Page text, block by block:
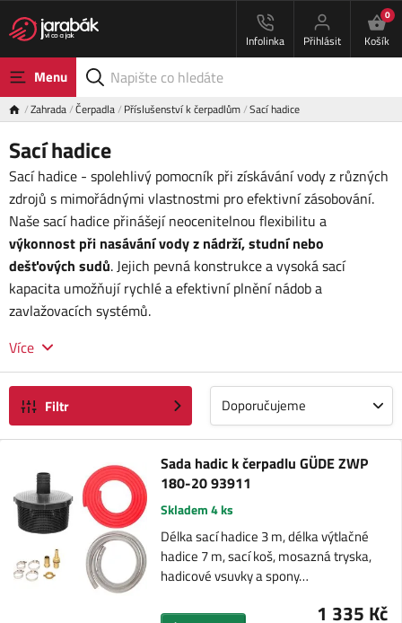
Infolinka Přihlásit
0
Košík
Menu
Zahrada Čerpadla Příslušenství k čerpadlům Sací hadice
Sací hadice
Sací hadice - spolehlivý pomocník při získávání vody z různých
zdrojů s mimořádnými vlastnostmi pro efektivní zásobování.
Naše sací hadice přinášejí neocenitelnou flexibilitu a
výkonnost při nasávání vody z nádrží, studní nebo
dešťových sudů. Jejich pevná konstrukce a vysoká sací
kapacita umožňují rychlé a efektivní plnění nádob a
zavlažovacích systémů.
Více
Filtr Doporučujeme
Sada hadic k čerpadlu GÜDE ZWP
180-20 93911
Skladem 4 ks
Délka sací hadice 3 m, délka výtlačné
hadice 7 m, sací koš, mosazná tryska,
hadicové vsuvky a spony…
1 335 Kč